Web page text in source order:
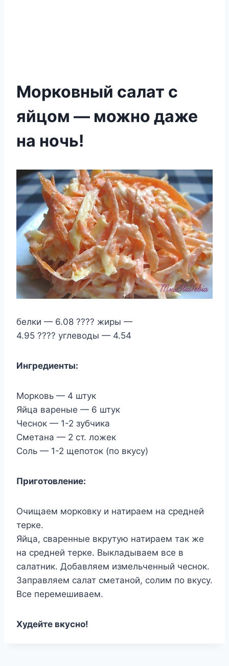
Морковный салат с
яйцом — можно даже
на ночь!
белки — 6.08 ???? жиры —
4.95 ???? углеводы — 4.54
Ингредиенты:
Морковь — 4 штук
Яйца вареные — 6 штук
Чеснок — 1-2 зубчика
Сметана — 2 ст. ложек
Соль — 1-2 щепоток (по вкусу)
Приготовление:
Очищаем морковку и натираем на средней
терке.
Яйца, сваренные вкрутую натираем так же
на средней терке. Выкладываем все в
салатник. Добавляем измельченный чеснок.
Заправляем салат сметаной, солим по вкусу.
Все перемешиваем.
Худейте вкусно!